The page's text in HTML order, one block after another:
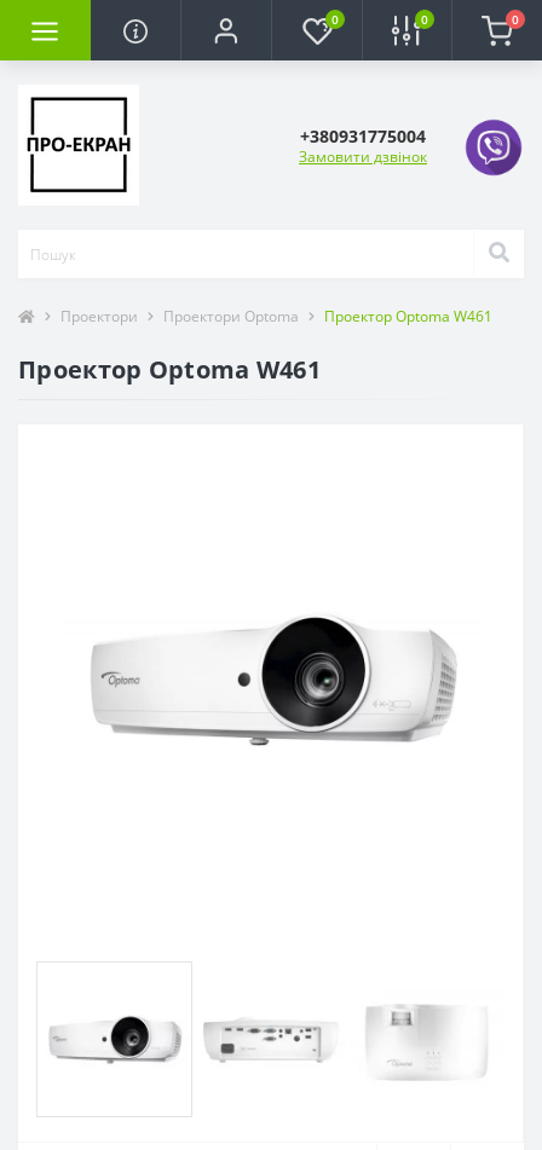
0 0 0
+380931775004
Замовити дзвінок
Проектори Проектори Optoma Проектор Optoma W461
Проектор Optoma W461